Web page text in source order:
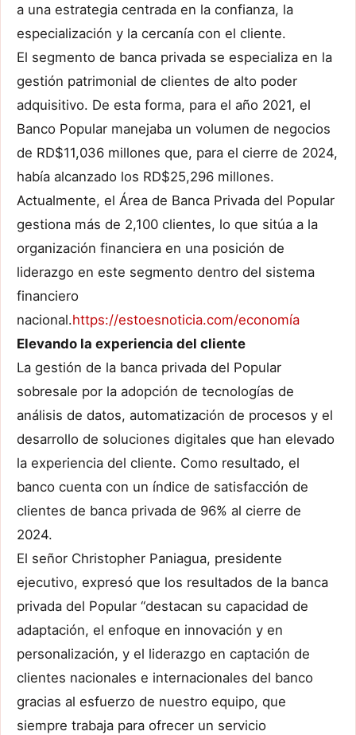
a una estrategia centrada en la confianza, la
especialización y la cercanía con el cliente.
El segmento de banca privada se especializa en la
gestión patrimonial de clientes de alto poder
adquisitivo. De esta forma, para el año 2021, el
Banco Popular manejaba un volumen de negocios
de RD$11,036 millones que, para el cierre de 2024,
había alcanzado los RD$25,296 millones.
Actualmente, el Área de Banca Privada del Popular
gestiona más de 2,100 clientes, lo que sitúa a la
organización financiera en una posición de
liderazgo en este segmento dentro del sistema
financiero
nacional.https://estoesnoticia.com/economía
Elevando la experiencia del cliente
La gestión de la banca privada del Popular
sobresale por la adopción de tecnologías de
análisis de datos, automatización de procesos y el
desarrollo de soluciones digitales que han elevado
la experiencia del cliente. Como resultado, el
banco cuenta con un índice de satisfacción de
clientes de banca privada de 96% al cierre de
2024.
El señor Christopher Paniagua, presidente
ejecutivo, expresó que los resultados de la banca
privada del Popular “destacan su capacidad de
adaptación, el enfoque en innovación y en
personalización, y el liderazgo en captación de
clientes nacionales e internacionales del banco
gracias al esfuerzo de nuestro equipo, que
siempre trabaja para ofrecer un servicio